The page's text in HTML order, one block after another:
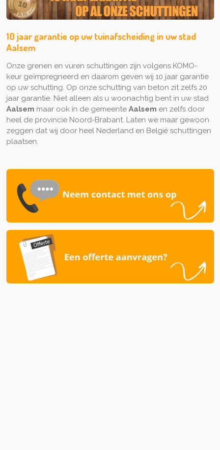
10 jaar garantie op uw tuinafscheiding in uw stad
Aalsem
Onze grenen en vuren schuttingen zijn volgens KOMO-
keur geïmpregneerd en daarom geven wij 10 jaar garantie
op uw schutting. Op onze schutting van beton zit zelfs 20
jaar garantie. Niet alleen als u woonachtig bent in uw stad
Aalsem maar ook in de gemeente Aalsem en zelfs door
heel de provincie Noord-Brabant. Laten we maar gewoon
zeggen dat wij door heel Nederland en België schuttingen
plaatsen.